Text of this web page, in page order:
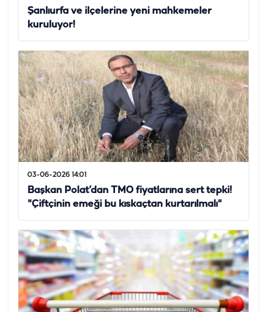
Şanlıurfa ve ilçelerine yeni mahkemeler
kuruluyor!
03-06-2026 14:01
Başkan Polat’dan TMO fiyatlarına sert tepki!
"Çiftçinin emeği bu kıskaçtan kurtarılmalı"